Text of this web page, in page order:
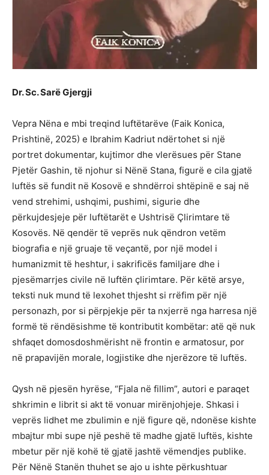
Dr. Sc. Sarë Gjergji
Vepra Nëna e mbi treqind luftëtarëve (Faik Konica,
Prishtinë, 2025) e Ibrahim Kadriut ndërtohet si një
portret dokumentar, kujtimor dhe vlerësues për Stane
Pjetër Gashin, të njohur si Nënë Stana, figurë e cila gjatë
luftës së fundit në Kosovë e shndërroi shtëpinë e saj në
vend strehimi, ushqimi, pushimi, sigurie dhe
përkujdesjeje për luftëtarët e Ushtrisë Çlirimtare të
Kosovës. Në qendër të veprës nuk qëndron vetëm
biografia e një gruaje të veçantë, por një model i
humanizmit të heshtur, i sakrificës familjare dhe i
pjesëmarrjes civile në luftën çlirimtare. Për këtë arsye,
teksti nuk mund të lexohet thjesht si rrëfim për një
personazh, por si përpjekje për ta nxjerrë nga harresa një
formë të rëndësishme të kontributit kombëtar: atë që nuk
shfaqet domosdoshmërisht në frontin e armatosur, por
në prapavijën morale, logjistike dhe njerëzore të luftës.
Qysh në pjesën hyrëse, “Fjala në fillim”, autori e paraqet
shkrimin e librit si akt të vonuar mirënjohjeje. Shkasi i
veprës lidhet me zbulimin e një figure që, ndonëse kishte
mbajtur mbi supe një peshë të madhe gjatë luftës, kishte
mbetur për një kohë të gjatë jashtë vëmendjes publike.
Për Nënë Stanën thuhet se ajo u ishte përkushtuar